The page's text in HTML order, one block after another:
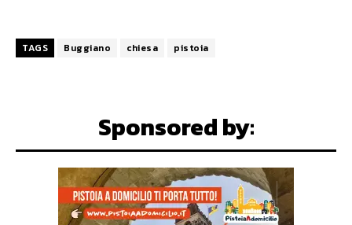
TAGS Buggiano chiesa pistoia
Sponsored by: